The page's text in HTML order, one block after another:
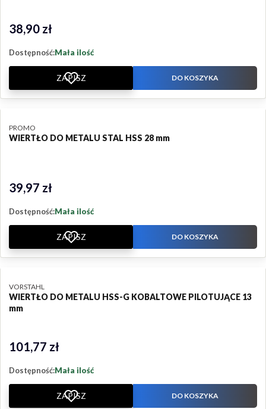
Cena
38,90 zł
Dostępność:Mała ilość
ZAPISZ DO KOSZYKA
WIERTŁO DO METALU STAL HSS 28 mm
PRODUCENT
PROMO
Cena
39,97 zł
Dostępność:Mała ilość
ZAPISZ DO KOSZYKA
WIERTŁO DO METALU HSS-G KOBALTOWE PILOTUJĄCE 13
mm
PRODUCENT
VORSTAHL
Cena
101,77 zł
Dostępność:Mała ilość
ZAPISZ DO KOSZYKA